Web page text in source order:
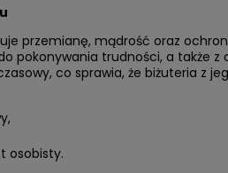
przemianę, mądrość oraz
pokonywania trudności, a także
co sprawia, że biżuteria z
osobisty.